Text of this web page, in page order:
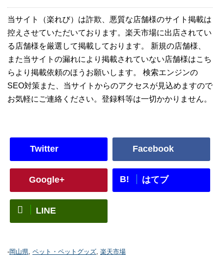
当サイト（楽れび）は詐欺、悪質な店舗様のサイト掲載は
控えさせていただいております。楽天市場に出店されてい
る店舗様を厳選して掲載しております。 新規の店舗様、
また当サイトの漏れにより掲載されていない店舗様はこち
らより掲載依頼のほうお願いします。 検索エンジンの
SEO対策また、当サイトからのアクセスが見込めますので
お気軽にご連絡ください。登録料等は一切かかりません。
Twitter Facebook
Google+ B! はてブ
LINE
-岡山県, ペット・ペットグッズ, 楽天市場